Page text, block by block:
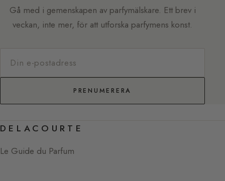
Gå med i gemenskapen av parfymälskare. Ett brev i
veckan, inte mer, för att utforska parfymens konst.
PRENUMERERA
DELACOURTE
Le Guide du Parfum